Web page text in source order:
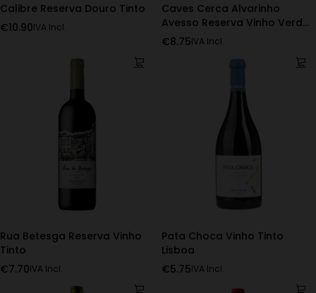
Calibre Reserva Douro Tinto
€10.90IVA Incl.
Caves Cerca Alvarinho
Avesso Reserva Vinho Verde
Branco
€8.75IVA Incl.
Rua Betesga Reserva Vinho
Tinto
€7.70IVA Incl.
Pata Choca Vinho Tinto
Lisboa
€5.75IVA Incl.